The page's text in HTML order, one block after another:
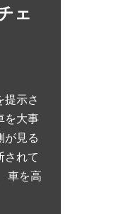
ェ
提示さ
を大事
が見る
されて
車を高